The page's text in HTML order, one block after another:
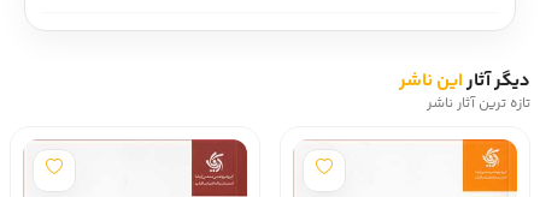
دیگر آثاراین ناشر
تازه ترین آثار ناشر